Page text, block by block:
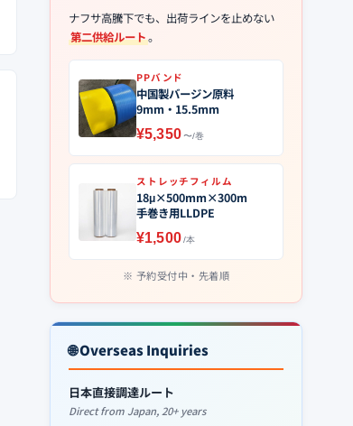
ナフサ高騰下でも、出荷ラインを止めない
第二供給ルート。
PPバンド
中国製バージン原料
9mm・15.5mm
¥5,350〜/巻
ストレッチフィルム
18μ×500mm×300m
手巻き用LLDPE
¥1,500/本
予約受付中・先着順
🌐 Overseas Inquiries
日本直接調達ルート
Direct from Japan, 20+ years